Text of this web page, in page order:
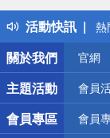
活動快訊
得
熱
銀
偏
詐
關於我們
官網
主題活動 會員
會員專區 會員